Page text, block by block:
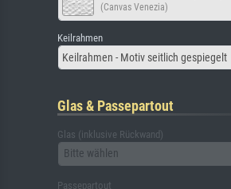
(Canvas Venezia)
Keilrahmen
Keilrahmen - Motiv seitlich gespiegelt
Glas & Passepartout
Glas (inklusive Rückwand)
Bitte wählen
Passepartout